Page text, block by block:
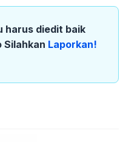
harus diedit baik
Laporkan!